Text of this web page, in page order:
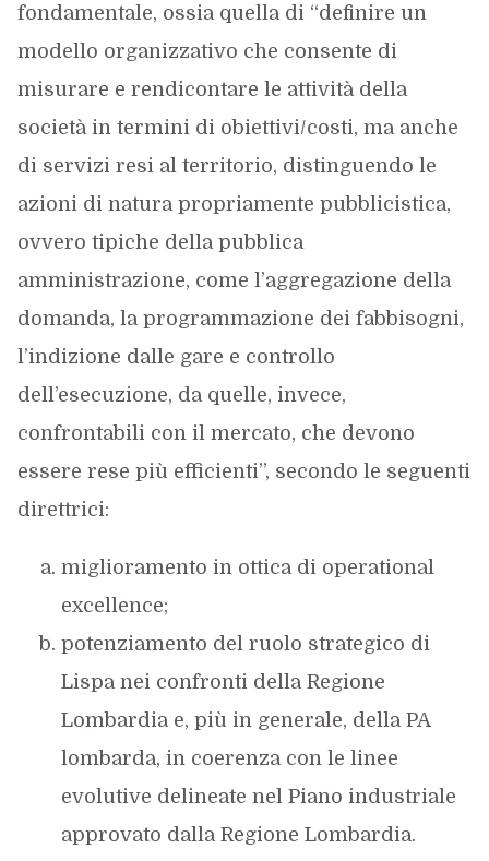
fondamentale, ossia quella di “definire un
modello organizzativo che consente di
misurare e rendicontare le attività della
società in termini di obiettivi/costi, ma anche
di servizi resi al territorio, distinguendo le
azioni di natura propriamente pubblicistica,
ovvero tipiche della pubblica
amministrazione, come l’aggregazione della
domanda, la programmazione dei fabbisogni,
l’indizione dalle gare e controllo
dell’esecuzione, da quelle, invece,
confrontabili con il mercato, che devono
essere rese più efficienti”, secondo le seguenti
direttrici:
miglioramento in ottica di operational
excellence;
potenziamento del ruolo strategico di
Lispa nei confronti della Regione
Lombardia e, più in generale, della PA
lombarda, in coerenza con le linee
evolutive delineate nel Piano industriale
approvato dalla Regione Lombardia.